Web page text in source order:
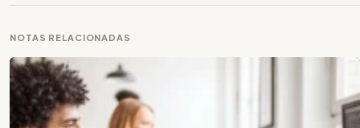
NOTAS RELACIONADAS